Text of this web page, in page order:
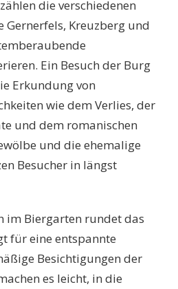
die verschiedenen
Gernerfels, Kreuzberg und
Ein Besuch der Burg
Erkundung von
wie dem Verlies, der
und dem romanischen
und die ehemalige
Besucher in längst
im Biergarten rundet das
für eine entspannte
Besichtigungen der
es leicht, in die